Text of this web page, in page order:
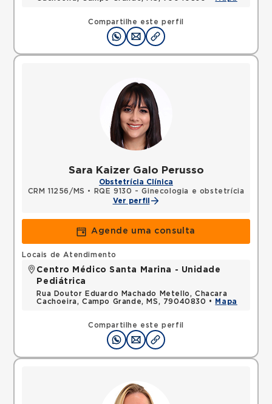
Compartilhe este perfil
Sara Kaizer Galo Perusso
Obstetrícia Clínica
CRM 11256/MS •
RQE 9130 - Ginecologia e obstetrícia
Ver perfil
Agende uma consulta
Compartilhe este perfil
Locais de Atendimento
Centro Médico Santa Marina - Unidade
Pediátrica
Rua Doutor Eduardo Machado Metello, Chacara
Cachoeira, Campo Grande, MS, 79040830 •
Mapa